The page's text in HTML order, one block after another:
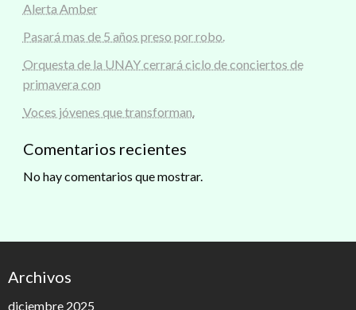
Alerta Amber
Pasará mas de 5 años preso por robo.
Orquesta de la UNAY cerrará ciclo de conciertos de
primavera con
Voces jóvenes que transforman.
Comentarios recientes
No hay comentarios que mostrar.
Archivos
diciembre 2025